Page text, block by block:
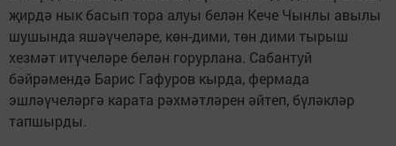
җирдә нык басып тора алуы белән Кече Чынлы авылы
шушында яшәүчеләре, көн-дими, төн дими тырыш
хезмәт итүчеләре белән горурлана. Сабантуй
бәйрәмендә Барис Гафуров кырда, фермада
эшләүчеләргә карата рәхмәтләрен әйтеп, бүләкләр
тапшырды.